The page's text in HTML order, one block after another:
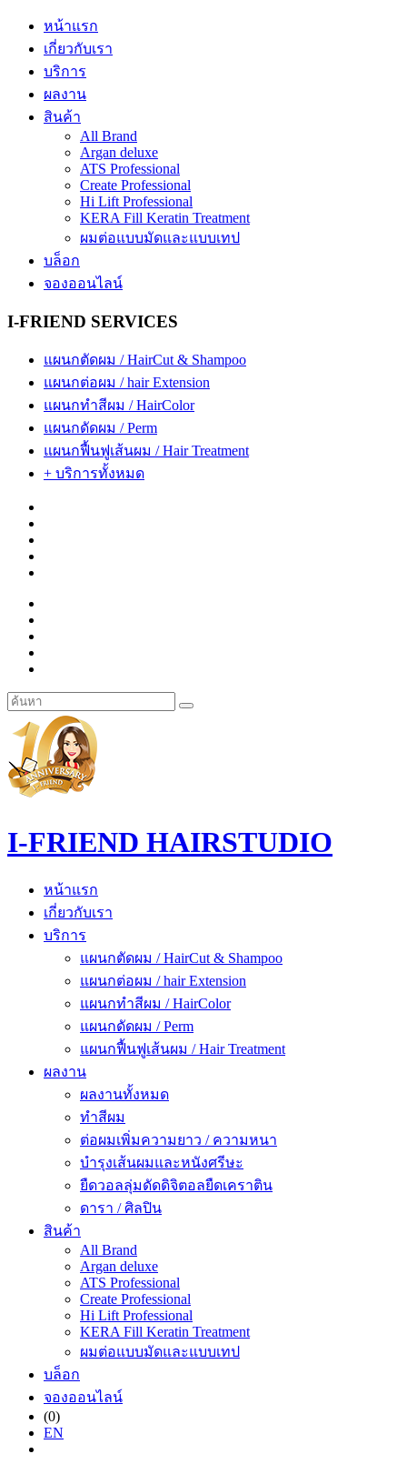
หน้าแรก
เกี่ยวกับเรา
บริการ
ผลงาน
สินค้า
All Brand
Argan deluxe
ATS Professional
Create Professional
Hi Lift Professional
KERA Fill Keratin Treatment
ผมต่อแบบมัดและแบบเทป
บล็อก
จองออนไลน์
I-FRIEND SERVICES
แผนกตัดผม / HairCut & Shampoo
แผนกต่อผม / hair Extension
แผนกทำสีผม / HairColor
แผนกดัดผม / Perm
แผนกฟื้นฟูเส้นผม / Hair Treatment
+ บริการทั้งหมด
I-FRIEND HAIRSTUDIO
หน้าแรก
เกี่ยวกับเรา
บริการ
แผนกตัดผม / HairCut & Shampoo
แผนกต่อผม / hair Extension
แผนกทำสีผม / HairColor
แผนกดัดผม / Perm
แผนกฟื้นฟูเส้นผม / Hair Treatment
ผลงาน
ผลงานทั้งหมด
ทำสีผม
ต่อผมเพิ่มความยาว / ความหนา
บำรุงเส้นผมและหนังศรีษะ
ยืดวอลลุ่มดัดดิจิตอลยืดเคราติน
ดารา / ศิลปิน
สินค้า
All Brand
Argan deluxe
ATS Professional
Create Professional
Hi Lift Professional
KERA Fill Keratin Treatment
ผมต่อแบบมัดและแบบเทป
บล็อก
จองออนไลน์
(0)
EN